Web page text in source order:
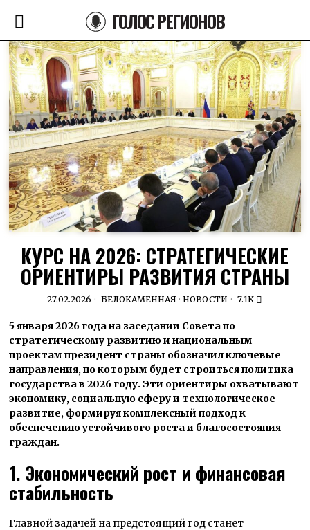
ГОЛОС РЕГИОНОВ
КУРС НА 2026: СТРАТЕГИЧЕСКИЕ
ОРИЕНТИРЫ РАЗВИТИЯ СТРАНЫ
27.02.2026 БЕЛОКАМЕННАЯ · НОВОСТИ 7.1K
5 января 2026 года на заседании Совета по
стратегическому развитию и национальным
проектам президент страны обозначил ключевые
направления, по которым будет строиться политика
государства в 2026 году. Эти ориентиры охватывают
экономику, социальную сферу и технологическое
развитие, формируя комплексный подход к
обеспечению устойчивого роста и благосостояния
граждан.
1. Экономический рост и финансовая
стабильность
Главной задачей на предстоящий год станет